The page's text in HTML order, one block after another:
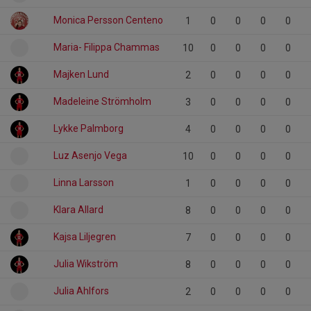
Monica Persson Centeno 1 0 0 0 0
Maria- Filippa Chammas 10 0 0 0 0
Majken Lund 2 0 0 0 0
Madeleine Strömholm 3 0 0 0 0
Lykke Palmborg 4 0 0 0 0
Luz Asenjo Vega 10 0 0 0 0
Linna Larsson 1 0 0 0 0
Klara Allard 8 0 0 0 0
Kajsa Liljegren 7 0 0 0 0
Julia Wikström 8 0 0 0 0
Julia Ahlfors 2 0 0 0 0